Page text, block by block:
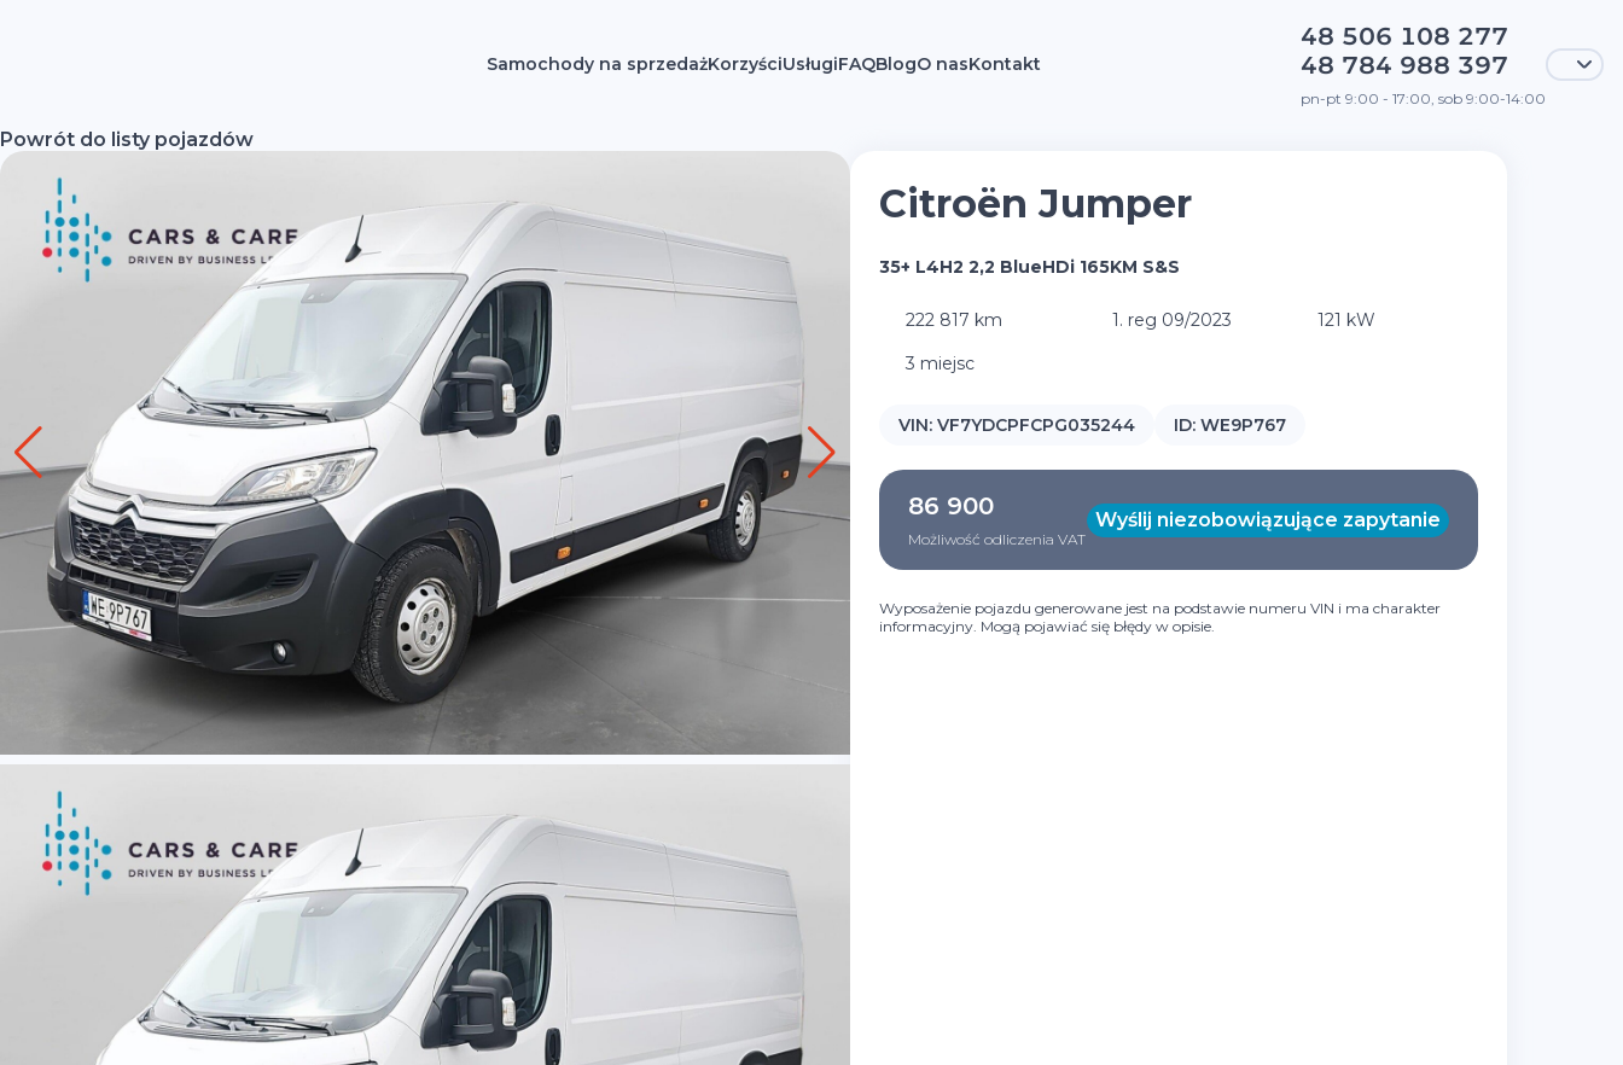
Samochody na sprzedażKorzyściUsługiFAQBlogO nasKontakt
48 506 108 277
48 784 988 397
pn-pt 9:00 - 17:00, sob 9:00-14:00
Powrót do listy pojazdów
Citroën Jumper
35+ L4H2 2,2 BlueHDi 165KM S&S
222 817 km 1. reg 09/2023
121 kW
3 miejsc
VIN: VF7YDCPFCPG035244 ID: WE9P767
86 900
Możliwość odliczenia VAT
Wyślij niezobowiązujące zapytanie
Wyposażenie pojazdu generowane jest na podstawie numeru VIN i ma charakter
informacyjny. Mogą pojawiać się błędy w opisie.